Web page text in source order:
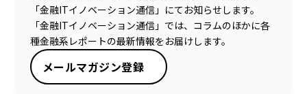
「金融ITイノベーション通信」にてお知らせします。
「金融ITイノベーション通信」では、コラムのほかに各
種金融系レポートの最新情報をお届けします。
メールマガジン登録